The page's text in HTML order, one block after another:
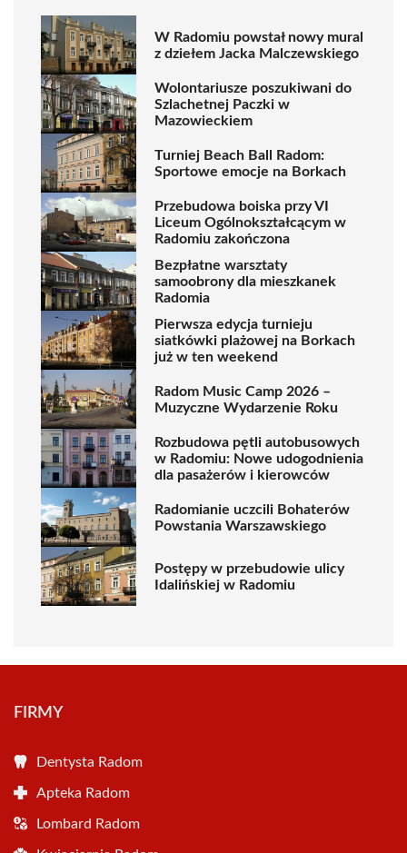
W Radomiu powstał nowy mural
z dziełem Jacka Malczewskiego
Wolontariusze poszukiwani do
Szlachetnej Paczki w
Mazowieckiem
Turniej Beach Ball Radom:
Sportowe emocje na Borkach
Przebudowa boiska przy VI
Liceum Ogólnokształcącym w
Radomiu zakończona
Bezpłatne warsztaty
samoobrony dla mieszkanek
Radomia
Pierwsza edycja turnieju
siatkówki plażowej na Borkach
już w ten weekend
Radom Music Camp 2026 –
Muzyczne Wydarzenie Roku
Rozbudowa pętli autobusowych
w Radomiu: Nowe udogodnienia
dla pasażerów i kierowców
Radomianie uczcili Bohaterów
Powstania Warszawskiego
Postępy w przebudowie ulicy
Idalińskiej w Radomiu
FIRMY
Dentysta Radom
Apteka Radom
Lombard Radom